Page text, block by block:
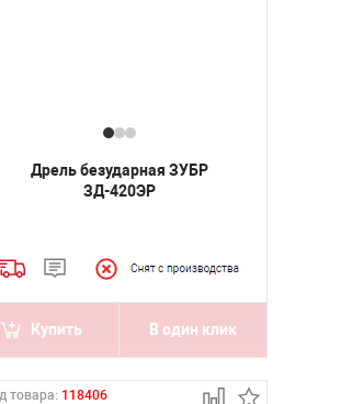
Дрель безударная ЗУБР
ЗД-420ЭР
Купить В один клик
товара: 118406